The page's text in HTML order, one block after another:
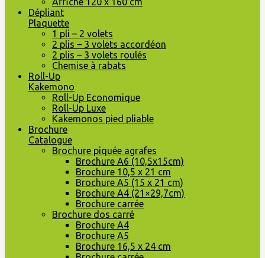
Dépliant
Plaquette
1 pli – 2 volets
2 plis – 3 volets accordéon
2 plis – 3 volets roulés
Chemise à rabats
Roll-Up
Kakemono
Roll-Up Economique
Roll-Up Luxe
Kakemonos pied pliable
Brochure
Catalogue
Brochure piquée agrafes
Brochure A6 (10,5x15cm)
Brochure 10,5 x 21 cm
Brochure A5 (15 x 21 cm)
Brochure A4 (21×29,7cm)
Brochure carrée
Brochure dos carré
Brochure A4
Brochure A5
Brochure 16,5 x 24 cm